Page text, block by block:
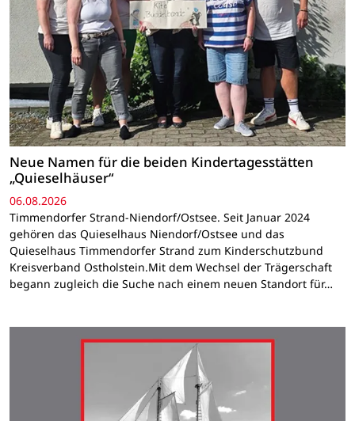
Neue Namen für die beiden Kindertagesstätten
„Quieselhäuser“
06.08.2026
Timmendorfer Strand-Niendorf/Ostsee. Seit Januar 2024
gehören das Quieselhaus Niendorf/Ostsee und das
Quieselhaus Timmendorfer Strand zum Kinderschutzbund
Kreisverband Ostholstein.Mit dem Wechsel der Trägerschaft
begann zugleich die Suche nach einem neuen Standort für…